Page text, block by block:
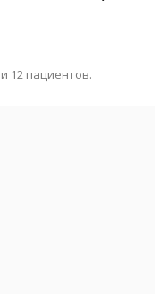
12 пациентов.